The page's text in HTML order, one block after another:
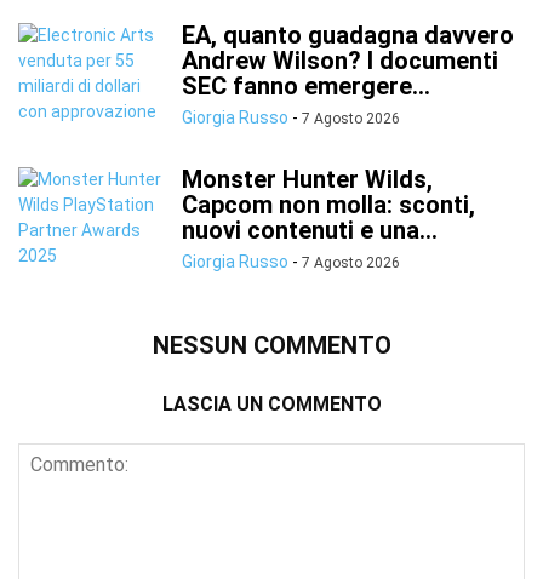
EA, quanto guadagna davvero
Andrew Wilson? I documenti
SEC fanno emergere...
Giorgia Russo - 7 Agosto 2026
Monster Hunter Wilds,
Capcom non molla: sconti,
nuovi contenuti e una...
Giorgia Russo - 7 Agosto 2026
NESSUN COMMENTO
LASCIA UN COMMENTO